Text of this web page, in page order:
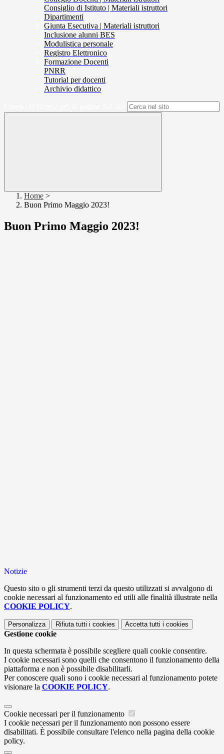
Consiglio di Istituto | Materiali istruttori
Dipartimenti
Giunta Esecutiva | Materiali istruttori
Inclusione alunni BES
Modulistica personale
Registro Elettronico
Formazione Docenti
PNRR
Tutorial per docenti
Archivio didattico
Home >
Buon Primo Maggio 2023!
Buon Primo Maggio 2023!
Notizie
Questo sito o gli strumenti terzi da questo utilizzati si avvalgono di
cookie necessari al funzionamento ed utili alle finalità illustrate nella
COOKIE POLICY.
Personalizza Rifiuta tutti i cookies Accetta tutti i cookies
Gestione cookie
In questa schermata è possibile scegliere quali cookie consentire.
I cookie necessari sono quelli che consentono il funzionamento della
piattaforma e non è possibile disabilitarli.
Per conoscere quali sono i cookie necessari al funzionamento potete
visionare la COOKIE POLICY.
Cookie necessari per il funzionamento
I cookie necessari per il funzionamento non possono essere
disabilitati. È possibile consultare l'elenco nella pagina della cookie
policy.